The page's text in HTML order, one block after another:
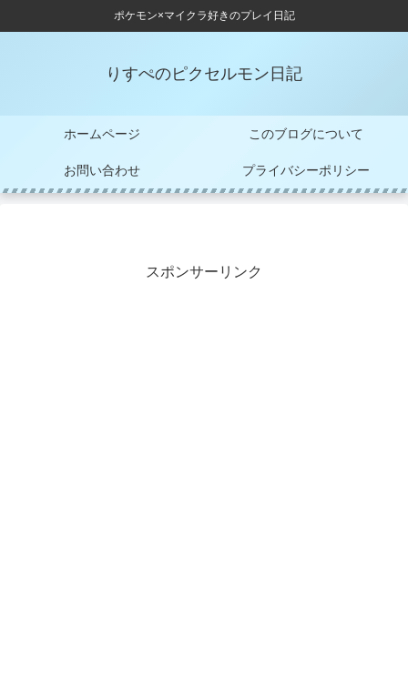
ポケモン×マイクラ好きのプレイ日記
りすぺのピクセルモン日記
ホームページ このブログについて
お問い合わせ プライバシーポリシー
スポンサーリンク